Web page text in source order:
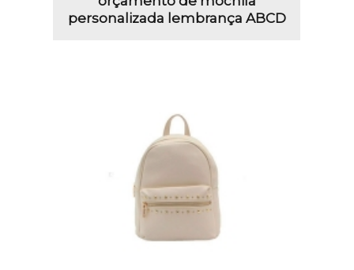
personalizada lembrança ABCD